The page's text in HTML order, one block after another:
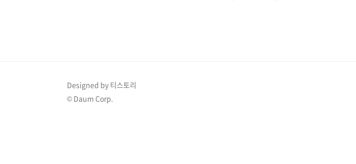
Designed by 티스토리
© Daum Corp.